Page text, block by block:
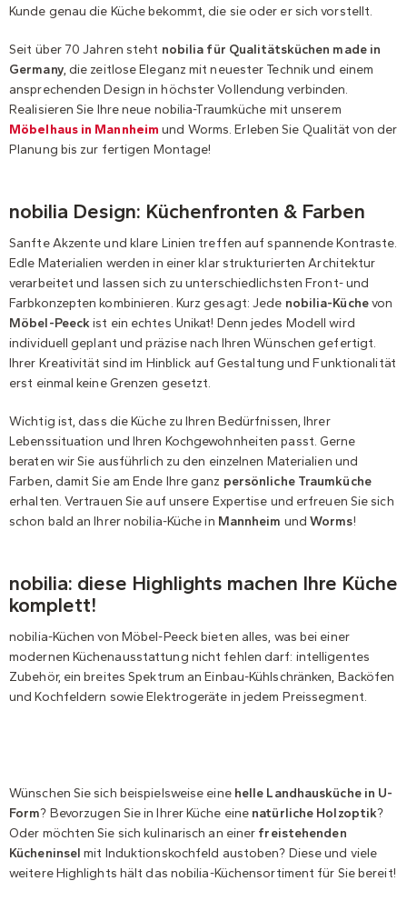
Kunde genau die Küche bekommt, die sie oder er sich vorstellt.
Seit über 70 Jahren steht nobilia für Qualitätsküchen made in
Germany, die zeitlose Eleganz mit neuester Technik und einem
ansprechenden Design in höchster Vollendung verbinden.
Realisieren Sie Ihre neue nobilia-Traumküche mit unserem
Möbelhaus in Mannheim und Worms. Erleben Sie Qualität von der
Planung bis zur fertigen Montage!
nobilia Design: Küchenfronten & Farben
Sanfte Akzente und klare Linien treffen auf spannende Kontraste.
Edle Materialien werden in einer klar strukturierten Architektur
verarbeitet und lassen sich zu unterschiedlichsten Front- und
Farbkonzepten kombinieren. Kurz gesagt: Jede nobilia-Küchevon
Möbel-Peeckist ein echtes Unikat! Denn jedes Modell wird
individuell geplant und präzise nach Ihren Wünschen gefertigt.
Ihrer Kreativität sind im Hinblick auf Gestaltung und Funktionalität
erst einmal keine Grenzen gesetzt.
Wichtig ist, dass die Küche zu Ihren Bedürfnissen, Ihrer
Lebenssituation und Ihren Kochgewohnheiten passt. Gerne
beraten wir Sie ausführlich zu den einzelnen Materialien und
Farben, damit Sie am Ende Ihre ganz persönliche Traumküche
erhalten. Vertrauen Sie auf unsere Expertise und erfreuen Sie sich
schon bald an Ihrer nobilia-Küche in Mannheim undWorms!
nobilia: diese Highlights machen Ihre Küche
komplett!
nobilia-Küchen von Möbel-Peeck bieten alles, was bei einer
modernen Küchenausstattung nicht fehlen darf: intelligentes
Zubehör, ein breites Spektrum an Einbau-Kühlschränken, Backöfen
und Kochfeldern sowie Elektrogeräte in jedem Preissegment.
Wünschen Sie sich beispielsweise eine helle Landhausküche in U-
Form? Bevorzugen Sie in Ihrer Küche eine natürliche Holzoptik?
Oder möchten Sie sich kulinarisch an einer freistehenden
Kücheninsel mit Induktionskochfeld austoben? Diese und viele
weitere Highlights hält das nobilia-Küchensortiment für Sie bereit!